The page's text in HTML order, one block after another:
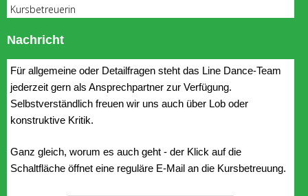
Kursbetreuerin
Nachricht
Für allgemeine oder Detailfragen steht das Line Dance-Team
jederzeit gern als Ansprechpartner zur Verfügung.
Selbstverständlich freuen wir uns auch über Lob oder
konstruktive Kritik.
Ganz gleich, worum es auch geht - der Klick auf die
Schaltfläche öffnet eine reguläre E-Mail an die Kursbetreuung.